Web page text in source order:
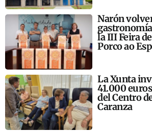
Narón
la III Feira
Porco ao
La Xunta
41.000
del Centro
Caranza